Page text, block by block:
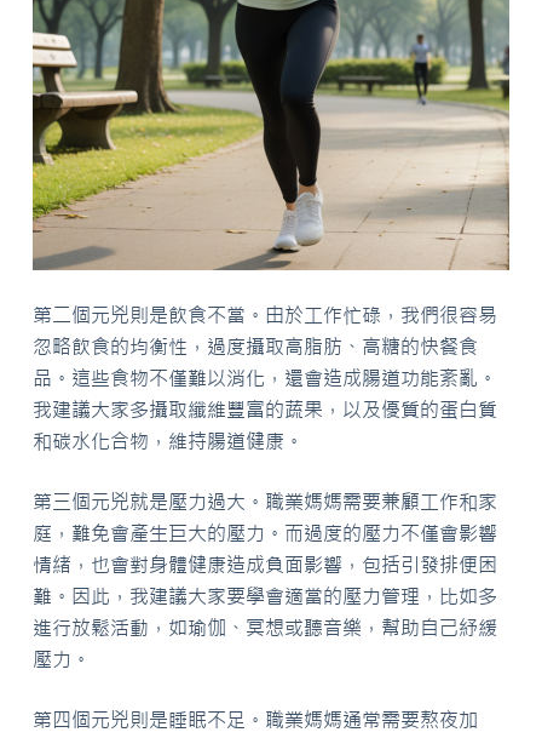
第二個元兇則是飲食不當。由於工作忙碌，我們很容易
忽略飲食的均衡性，過度攝取高脂肪、高糖的快餐食
品。這些食物不僅難以消化，還會造成腸道功能紊亂。
我建議大家多攝取纖維豐富的蔬果，以及優質的蛋白質
和碳水化合物，維持腸道健康。
第三個元兇就是壓力過大。職業媽媽需要兼顧工作和家
庭，難免會產生巨大的壓力。而過度的壓力不僅會影響
情緒，也會對身體健康造成負面影響，包括引發排便困
難。因此，我建議大家要學會適當的壓力管理，比如多
進行放鬆活動，如瑜伽、冥想或聽音樂，幫助自己紓緩
壓力。
第四個元兇則是睡眠不足。職業媽媽通常需要熬夜加